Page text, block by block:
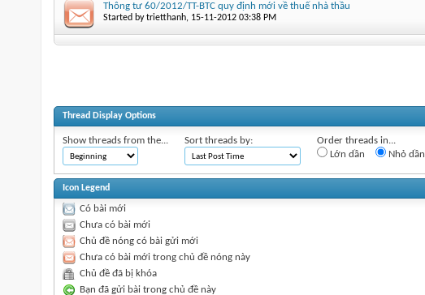
Thông tư 60/2012/TT-BTC quy định mới về thuế nhà thầu
Started bytrietthanh‎, 15-11-2012 03:38 PM
Thread Display Options
Show threads from the... Sort threads by:
Order threads in...
Lớn dần
Nhỏ dần
Icon Legend
Có bài mới
Chưa có bài mới
Chủ đề nóng có bài gửi mới
Chưa có bài mới trong chủ đề nóng này
Chủ đề đã bị khóa
Bạn đã gửi bài trong chủ đề này